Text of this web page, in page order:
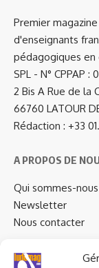
Premier
d'enseignants
pédagogiques en
SPL - N° CPPAP :
2 Bis A Rue de la
66760 LATOUR
Rédaction : +33
A PROPOS DE
Qui sommes-nous
Newsletter
Nous contacter
Ludomag "Le